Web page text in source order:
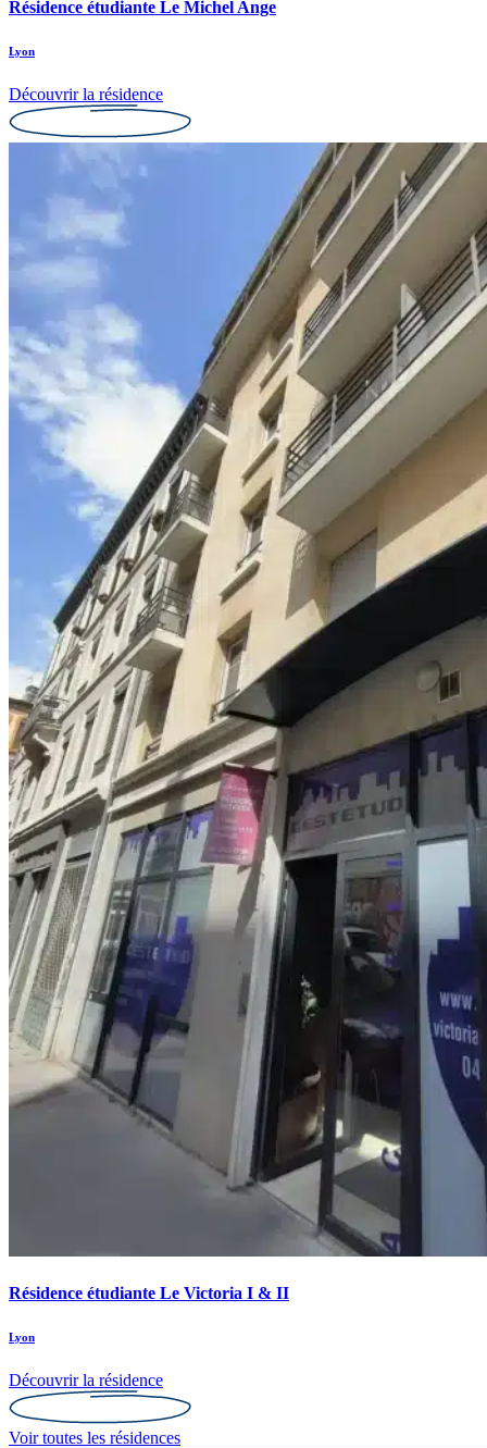
Résidence étudiante Le Michel Ange
Lyon
Découvrir la résidence
Résidence étudiante Le Victoria I & II
Lyon
Découvrir la résidence
Voir toutes les résidences